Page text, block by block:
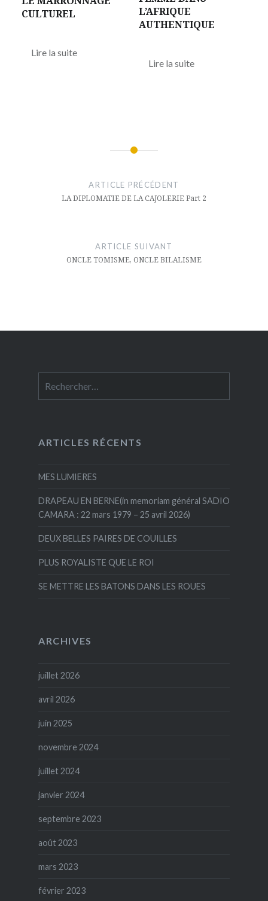
CULTUREL
Lire la suite
L’AFRIQUE
AUTHENTIQUE
Lire la suite
l’article
ARTICLE PRÉCÉDENT
LA DIPLOMATIE DE LA CAJOLERIE Part 2
ARTICLE SUIVANT
ONCLE TOMISME, ONCLE BILALISME
ARTICLES RÉCENTS
MES LUMIERES
DRAPEAU EN BERNE(in memoriam général SADIO
CAMARA : 22 mars 1979 – 25 avril 2026)
DEUX BELLES PAIRES DE COUILLES
PLUS ROYALISTE QUE LE ROI
SE METTRE LES BATONS DANS LES ROUES
ARCHIVES
juillet 2026
avril 2026
juin 2025
novembre 2024
juillet 2024
janvier 2024
septembre 2023
août 2023
mars 2023
février 2023